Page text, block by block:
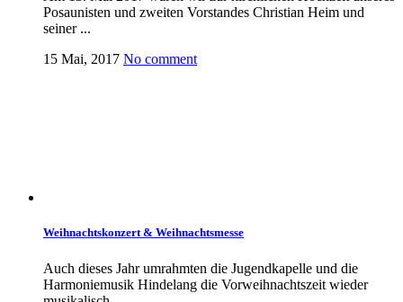
Posaunisten und zweiten Vorstandes Christian Heim und
seiner ...
15 Mai, 2017 No comment
Weihnachtskonzert & Weihnachtsmesse
Auch dieses Jahr umrahmten die Jugendkapelle und die
Harmoniemusik Hindelang die Vorweihnachtszeit wieder